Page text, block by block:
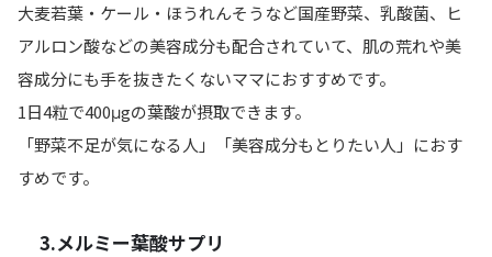
大麦若葉・ケール・ほうれんそうなど国産野菜、乳酸菌、ヒ
アルロン酸などの美容成分も配合されていて、肌の荒れや美
容成分にも手を抜きたくないママにおすすめです。
1日4粒で400μgの葉酸が摂取できます。
「野菜不足が気になる人」「美容成分もとりたい人」 におす
すめです。
3.メルミー葉酸サプリ